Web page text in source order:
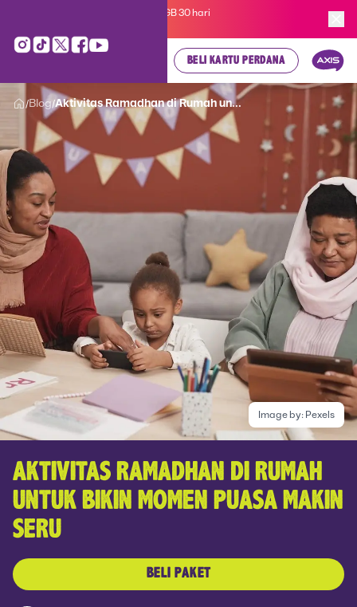
Kartu Perdana AXIS Suka-Suka 3GB 30 hari
BELI KARTU PERDANA
/Blog/Aktivitas Ramadhan di Rumah un...
Image by: Pexels
AKTIVITAS RAMADHAN DI RUMAH
UNTUK BIKIN MOMEN PUASA MAKIN
SERU
BELI PAKET